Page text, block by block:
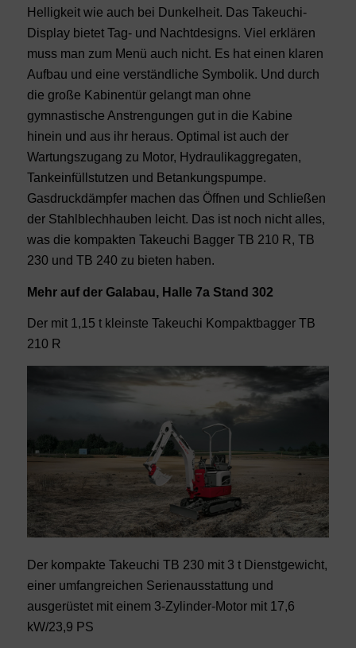
Helligkeit wie auch bei Dunkelheit. Das Takeuchi-
Display bietet Tag- und Nachtdesigns. Viel erklären
muss man zum Menü auch nicht. Es hat einen klaren
Aufbau und eine verständliche Symbolik. Und durch
die große Kabinentür gelangt man ohne
gymnastische Anstrengungen gut in die Kabine
hinein und aus ihr heraus. Optimal ist auch der
Wartungszugang zu Motor, Hydraulikaggregaten,
Tankeinfüllstutzen und Betankungspumpe.
Gasdruckdämpfer machen das Öffnen und Schließen
der Stahlblechhauben leicht. Das ist noch nicht alles,
was die kompakten Takeuchi Bagger TB 210 R, TB
230 und TB 240 zu bieten haben.
Mehr auf der Galabau, Halle 7a Stand 302
Der mit 1,15 t kleinste Takeuchi Kompaktbagger TB
210 R
Der kompakte Takeuchi TB 230 mit 3 t Dienstgewicht,
einer umfangreichen Serienausstattung und
ausgerüstet mit einem 3-Zylinder-Motor mit 17,6
kW/23,9 PS